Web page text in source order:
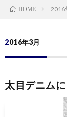
HOME 2016
2016年3月
太目デニム